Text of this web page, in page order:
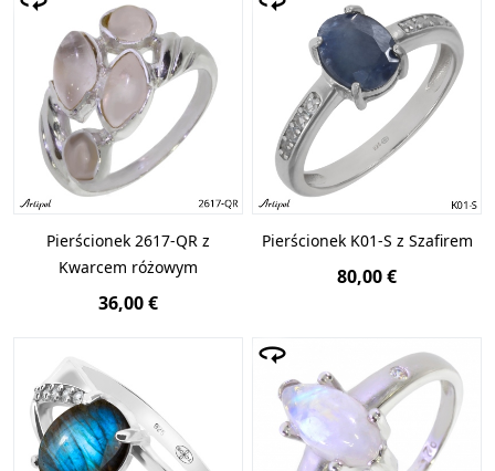
Pierścionek 2617-QR z
Kwarcem różowym
36,00 €
Pierścionek K01-S z Szafirem
80,00 €